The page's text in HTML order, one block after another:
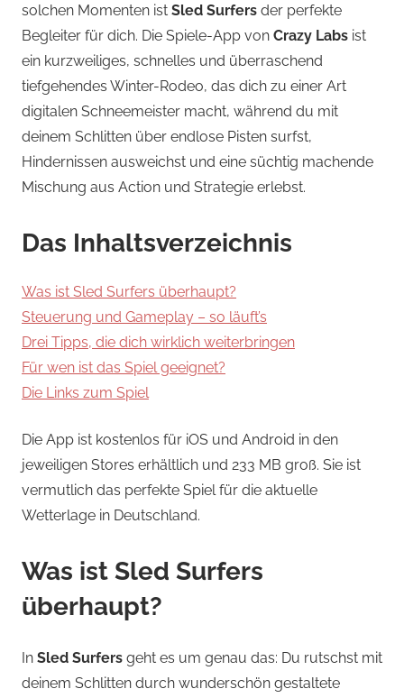
News
solchen Momenten ist Sled Surfers der perfekte
Begleiter für dich. Die Spiele-App von Crazy Labs ist
ein kurzweiliges, schnelles und überraschend
tiefgehendes Winter-Rodeo, das dich zu einer Art
digitalen Schneemeister macht, während du mit
deinem Schlitten über endlose Pisten surfst,
Hindernissen ausweichst und eine süchtig machende
Mischung aus Action und Strategie erlebst.
Das Inhaltsverzeichnis
Was ist Sled Surfers überhaupt?
Steuerung und Gameplay – so läuft’s
Drei Tipps, die dich wirklich weiterbringen
Für wen ist das Spiel geeignet?
Die Links zum Spiel
Die App ist kostenlos für iOS und Android in den
jeweiligen Stores erhältlich und 233 MB groß. Sie ist
vermutlich das perfekte Spiel für die aktuelle
Wetterlage in Deutschland.
Was ist Sled Surfers
überhaupt?
In Sled Surfers geht es um genau das: Du rutschst mit
deinem Schlitten durch wunderschön gestaltete